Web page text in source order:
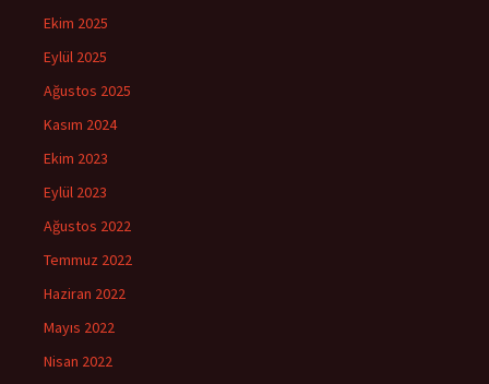
Ekim 2025
Eylül 2025
Ağustos 2025
Kasım 2024
Ekim 2023
Eylül 2023
Ağustos 2022
Temmuz 2022
Haziran 2022
Mayıs 2022
Nisan 2022